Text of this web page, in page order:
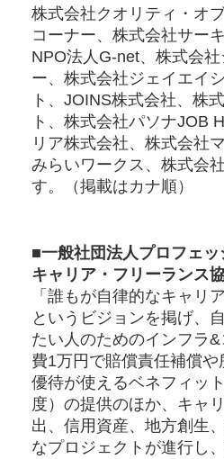
株式会社クオリティ・オ
コーナー、株式会社サー
NPO法人G-net、株式会
ー、株式会社ジェイエイ
ト、JOINS株式会社、株
ト、株式会社パソナJOB
リア株式会社、株式会社
みらいワークス、株式会
す。（掲載はカナ順）
■一般社団法人プロフェ
キャリア・フリーランス
「誰もが自律的なキャリ
というビジョンを掲げ、
たい人のためのインフラ
費1万円で賠償責任補償
優待が使えるベネフィッ
度）の提供のほか、キャ
出、信用資産、地方創生
なプロジェクトが進行し